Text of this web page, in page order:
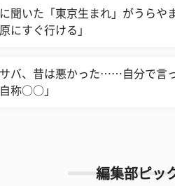
聞いた「東京生まれ」がうらや
にすぐ行ける」
バ、昔は悪かった……自分で言
称○○」
編集部ピッ